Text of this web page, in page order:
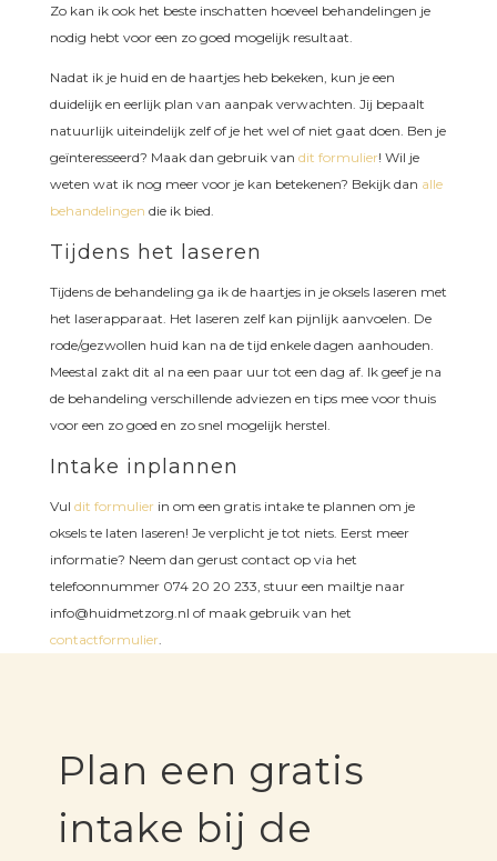
Zo kan ik ook het beste inschatten hoeveel behandelingen je
nodig hebt voor een zo goed mogelijk resultaat.
Nadat ik je huid en de haartjes heb bekeken, kun je een
duidelijk en eerlijk plan van aanpak verwachten. Jij bepaalt
natuurlijk uiteindelijk zelf of je het wel of niet gaat doen. Ben je
geïnteresseerd? Maak dan gebruik van dit formulier! Wil je
weten wat ik nog meer voor je kan betekenen? Bekijk dan alle
behandelingen die ik bied.
Tijdens het laseren
Tijdens de behandeling ga ik de haartjes in je oksels laseren met
het laserapparaat. Het laseren zelf kan pijnlijk aanvoelen. De
rode/gezwollen huid kan na de tijd enkele dagen aanhouden.
Meestal zakt dit al na een paar uur tot een dag af. Ik geef je na
de behandeling verschillende adviezen en tips mee voor thuis
voor een zo goed en zo snel mogelijk herstel.
Intake inplannen
Vul dit formulierin om een gratis intake te plannen om je
oksels te laten laseren! Je verplicht je tot niets. Eerst meer
informatie? Neem dan gerust contact op via het
telefoonnummer 074 20 20 233, stuur een mailtje naar
info@huidmetzorg.nl of maak gebruik van het
contactformulier.
Plan een gratis
intake bij de